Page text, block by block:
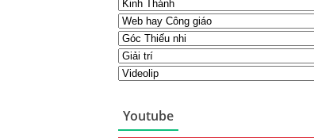
Youtube